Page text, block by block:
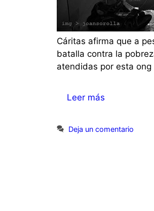
Cáritas afirma que a
batalla contra la
atendidas por esta
Leer más
Deja un comentario